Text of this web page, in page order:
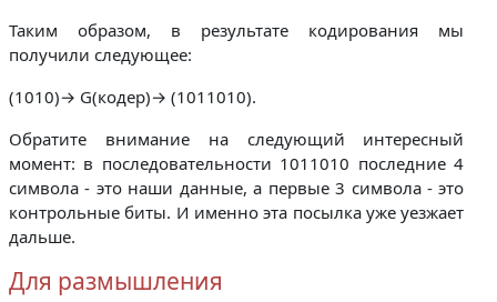
Таким образом, в результате кодирования мы
получили следующее:
(1010)→ G(кодер)→ (1011010).
Обратите внимание на следующий интересный
момент: в последовательности 1011010 последние 4
символа - это наши данные, а первые 3 символа - это
контрольные биты. И именно эта посылка уже уезжает
дальше.
Для размышления